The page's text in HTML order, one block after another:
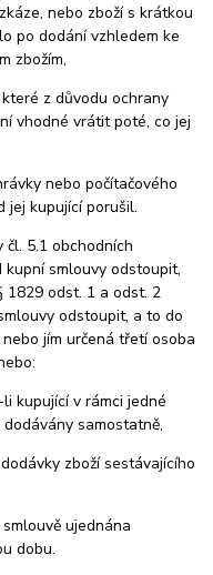
nebo zboží s krátkou
po dodání vzhledem ke
zbožím,
z důvodu ochrany
vhodné vrátit poté, co jej
nebo počítačového
jej kupující porušil.
5.1 obchodních
smlouvy odstoupit,
1829 odst. 1 a odst. 2
odstoupit, a to do
jím určená třetí osoba
kupující v rámci jedné
samostatně,
zboží sestávajícího
ujednána
dobu.